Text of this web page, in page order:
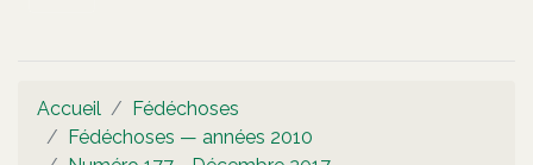
Accueil
Fédéchoses
Fédéchoses — années 2010